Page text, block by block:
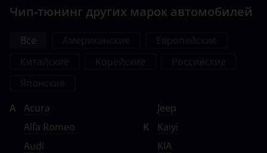
Чип-тюнинг других марок автомобилей
Все
A
Acura
Alfa Romeo
Audi
Jeep
K
Kaiyi
KIA